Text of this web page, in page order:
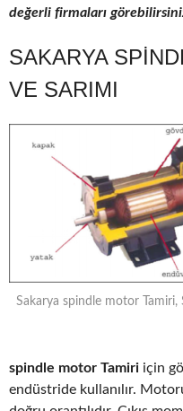
değerli firmaları
SAKARYA
VE SARIMI
Sakarya spindle motor Tamiri,
spindle motor Tamiri için
endüstride kullanılır.